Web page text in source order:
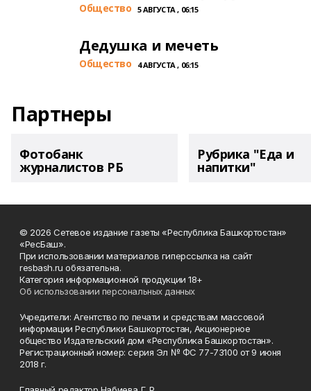
Общество 5 АВГУСТА , 06:15
Дедушка и мечеть
Общество 4 АВГУСТА , 06:15
Партнеры
Фотобанк
журналистов РБ
Рубрика "Еда и
напитки"
© 2026 Сетевое издание газеты «Республика Башкортостан»
«РесБаш».
При использовании материалов гиперссылка на сайт
resbash.ru обязательна.
Категория информационной продукции 18+
Об использовании персональных данных
Учредители: Агентство по печати и средствам массовой
информации Республики Башкортостан, Акционерное
общество Издательский дом «Республика Башкортостан».
Регистрационный номер: серия Эл № ФС 77-73100 от 9 июня
2018 г.